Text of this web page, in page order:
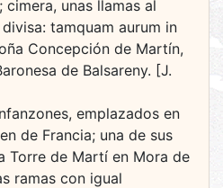
unas llamas al
tamquam aurum in
Concepción de Martín,
de Balsareny. [J.
emplazados en
de Francia; una de sus
Torre de Martí en Mora de
ramas con igual